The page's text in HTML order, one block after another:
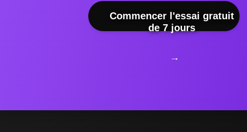
Commencer l'essai gratuit
de 7 jours
→